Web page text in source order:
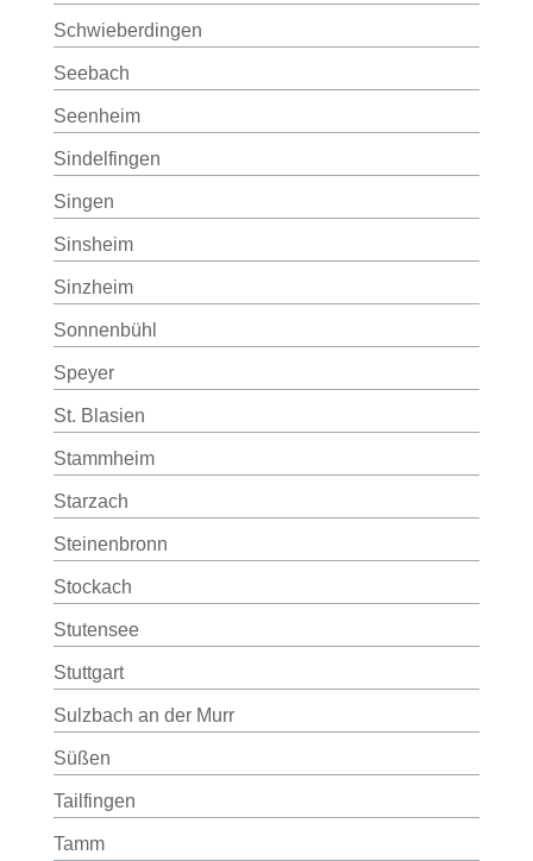
Schwieberdingen
Seebach
Seenheim
Sindelfingen
Singen
Sinsheim
Sinzheim
Sonnenbühl
Speyer
St. Blasien
Stammheim
Starzach
Steinenbronn
Stockach
Stutensee
Stuttgart
Sulzbach an der Murr
Süßen
Tailfingen
Tamm